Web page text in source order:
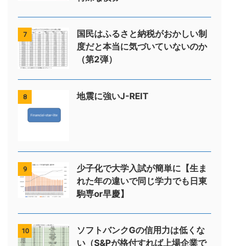
7
国民はふるさと納税がおかしい制
度だと本当に気づいていないのか
（第2弾）
8 地震に強いJ-REIT
9
少子化で大学入試が簡単に【生ま
れた年の違いで同じ学力でも日東
駒専or早慶】
10
ソフトバンクGの信用力は低くな
い（S&Pが格付すれば上場企業で